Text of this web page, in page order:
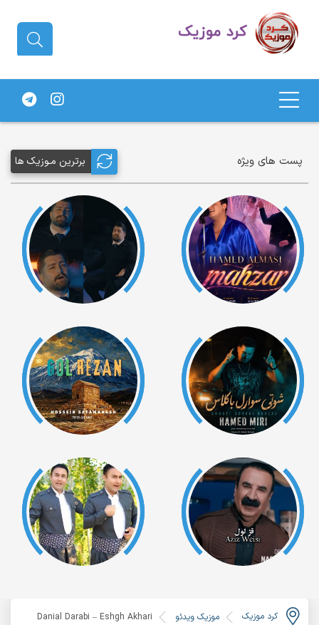
های کردی
پست های ویژه برترین مـوزیک ها
کرد موزیک موزیک ویدئو Danial Darabi – Eshgh Akhari